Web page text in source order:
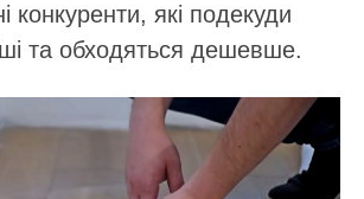
конкуренти, які подекуди
та обходяться дешевше.